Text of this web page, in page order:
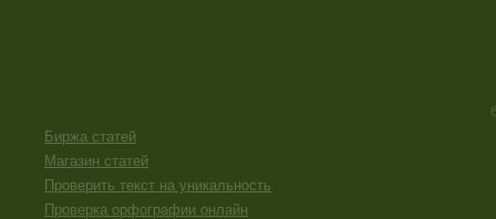
Биржа статей
Магазин статей
Проверить текст на уникальность
Проверка орфографии онлайн